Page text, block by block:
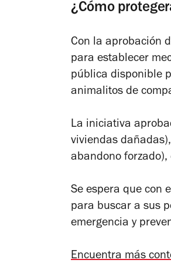
¿Cómo
Con la aprobación
para establecer
pública disponible
animalitos de
La iniciativa
viviendas
abandono
Se espera que con
para buscar a sus
emergencia y
Encuentra más